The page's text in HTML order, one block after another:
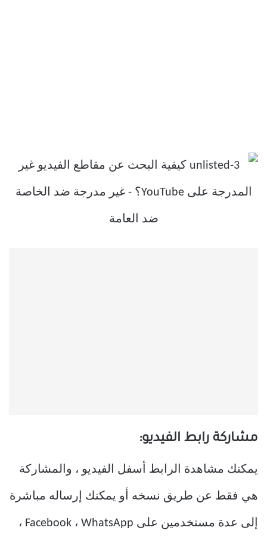
مشاركة رابط الفيديو:
يمكنك مشاهدة الرابط أسفل الفيديو ، والمشاركة
هي فقط عن طريق نسخه أو يمكنك إرساله مباشرة
إلى عدة مستخدمين على Facebook ، WhatsApp ،